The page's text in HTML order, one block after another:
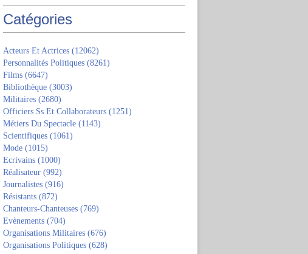
Catégories
Acteurs Et Actrices (12062)
Personnalités Politiques (8261)
Films (6647)
Bibliothèque (3003)
Militaires (2680)
Officiers Ss Et Collaborateurs (1251)
Métiers Du Spectacle (1143)
Scientifiques (1061)
Mode (1015)
Ecrivains (1000)
Réalisateur (992)
Journalistes (916)
Résistants (872)
Chanteurs-Chanteuses (769)
Evènements (704)
Organisations Militaires (676)
Organisations Politiques (628)